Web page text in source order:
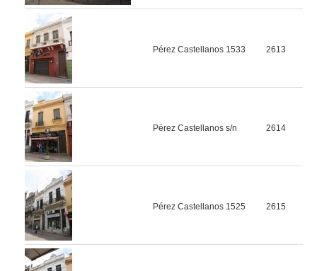
Pérez Castellanos 1533 2613
Pérez Castellanos s/n 2614
Pérez Castellanos 1525 2615